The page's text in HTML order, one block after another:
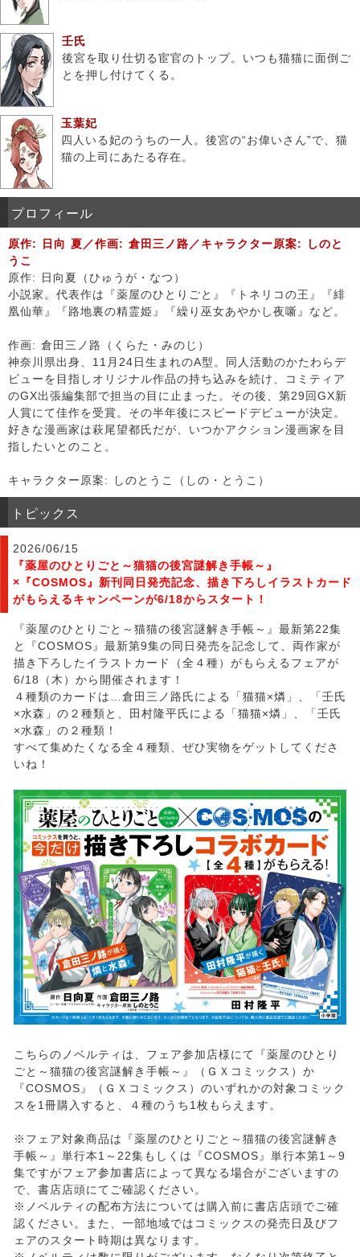
壬氏
後宮を取り仕切る宦官のトップ。いつも猫猫に面倒ご
とを押し付けてくる。
玉葉妃
四人いる妃のうちの一人。後宮の“お偉いさん”で、猫
猫の上司にあたる存在。
プロフィール
原作: 日向 夏／作画: 倉田三ノ路／キャラクター原案: しのと
うこ
原作: 日向夏（ひゅうが・なつ）
小説家。代表作は『薬屋のひとりごと』『トネリコの王』『緋
凰仙華』『路地裏の精霊姫』『繰り巫女あやかし夜噺』など。
作画: 倉田三ノ路（くらた・みのじ）
神奈川県出身、11月24日生まれのA型。同人活動のかたわらデ
ビューを目指しオリジナル作品の持ち込みを続け、コミティア
のGX出張編集部で担当の目に止まった。その後、第29回GX新
人賞にて佳作を受賞。その半年後にスピードデビューが決定。
好きな漫画家は萩尾望都氏だが、いつかアクション漫画家を目
指したいとのこと。
キャラクター原案: しのとうこ（しの・とうこ）
トピックス
2026/06/15
『薬屋のひとりごと～猫猫の後宮謎解き手帳～』
×『COSMOS』新刊同日発売記念、描き下ろしイラストカード
がもらえるキャンペーンが6/18からスタート！
『薬屋のひとりごと～猫猫の後宮謎解き手帳～』最新第22集
と『COSMOS』最新第9集の同日発売を記念して、両作家が
描き下ろしたイラストカード（全４種）がもらえるフェアが
6/18（木）から開催されます！
４種類のカードは…倉田三ノ路氏による「猫猫×燐」、「壬氏
×水森」の２種類と、田村隆平氏による「猫猫×燐」、「壬氏
×水森」の２種類！
すべて集めたくなる全４種類、ぜひ実物をゲットしてくださ
いね！
こちらのノベルティは、フェア参加店様にて『薬屋のひとり
ごと～猫猫の後宮謎解き手帳～』（ＧＸコミックス）か
『COSMOS』（ＧＸコミックス）のいずれかの対象コミック
スを1冊購入すると、４種のうち1枚もらえます。
※フェア対象商品は『薬屋のひとりごと～猫猫の後宮謎解き
手帳～』単行本1～22集もしくは『COSMOS』単行本第1～9
集ですがフェア参加書店によって異なる場合がございますの
で、書店店頭にてご確認ください。
※ノベルティの配布方法については購入前に書店店頭でご確
認ください。また、一部地域ではコミックスの発売日及びフ
ェアのスタート時期は異なります。